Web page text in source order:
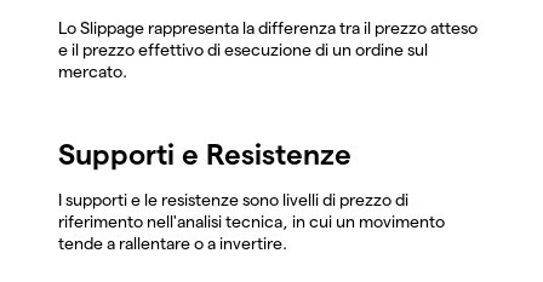
Lo Slippage rappresenta la differenza tra il prezzo atteso
e il prezzo effettivo di esecuzione di un ordine sul
mercato.
Supporti e Resistenze
I supporti e le resistenze sono livelli di prezzo di
riferimento nell'analisi tecnica, in cui un movimento
tende a rallentare o a invertire.